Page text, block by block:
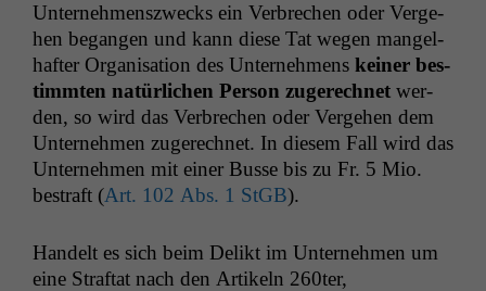
Unternehmen­szwecks ein Ver­brechen oder Verge­
hen began­gen und kann diese Tat wegen man­gel­
hafter Organ­i­sa­tion des Unternehmens kein­er bes­
timmten natür­lichen Per­son zugerech­net wer­
den, so wird das Ver­brechen oder Verge­hen dem
Unternehmen zugerech­net. In diesem Fall wird das
Unternehmen mit ein­er Busse bis zu Fr. 5 Mio.
bestraft (Art. 102 Abs. 1 StGB).
Han­delt es sich beim Delikt im Unternehmen um
eine Straftat nach den Artikeln 260ter,